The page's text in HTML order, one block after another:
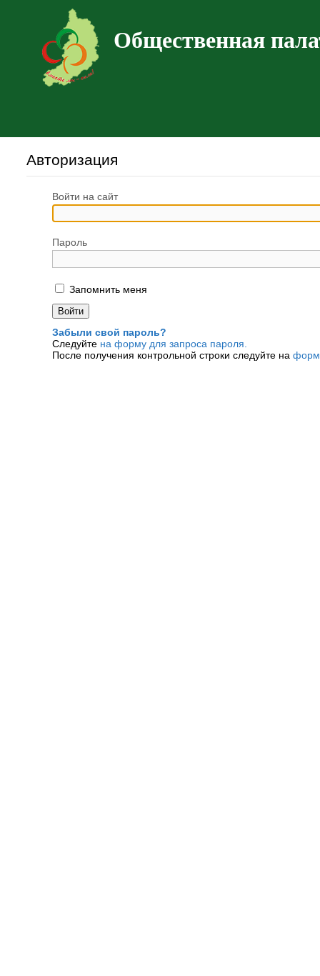
Общественная
Авторизация
Войти на сайт
Пароль
Запомнить меня
Забыли свой пароль?
Следуйте на форму для запроса пароля.
После получения контрольной строки следуйте на